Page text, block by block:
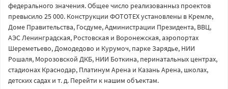
федерального значения. Общее число реализованныз проектов
превысило 25 000. Конструкции ФОТОТЕХ установлены в Кремле,
Доме Правительства, Госдуме, Администрации Президента, ВВЦ,
АЭС Ленинградская, Ростовская и Воронежская, аэропортах
Шереметьево, Домодедово и Курумоч, парке Зарядье, НИИ
Рошаля, Морозовской ДКБ, НИИ Боткина, перинатальных центрах,
стадионах Краснодар, Платинум Арена и Казань Арена, школах,
детских садах и т. д. Перейти к нашим объектам.